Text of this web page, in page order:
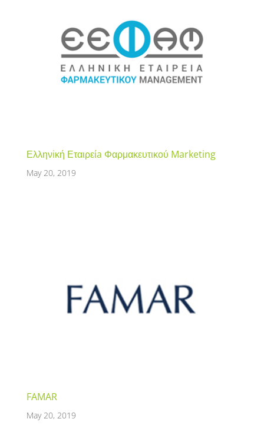
Ελληνiκή Εταιρείa Φαρμακευτικού Marketing
May 20, 2019
FAMAR
May 20, 2019